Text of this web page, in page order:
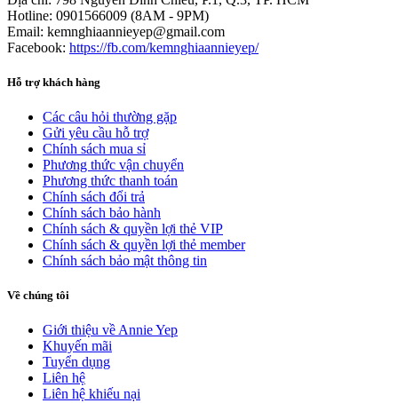
Hotline: 0901566009 (8AM - 9PM)
Email: kemnghiaannieyep@gmail.com
Facebook: https://fb.com/kemnghiaannieyep/
Hỗ trợ khách hàng
Các câu hỏi thường gặp
Gửi yêu cầu hỗ trợ
Chính sách mua sỉ
Phương thức vận chuyển
Phương thức thanh toán
Chính sách đổi trả
Chính sách bảo hành
Chính sách & quyền lợi thẻ VIP
Chính sách & quyền lợi thẻ member
Chính sách bảo mật thông tin
Về chúng tôi
Giới thiệu về Annie Yep
Khuyến mãi
Tuyển dụng
Liên hệ
Liên hệ khiếu nại